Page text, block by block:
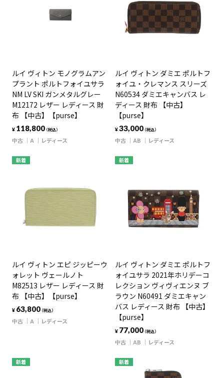
ルイ ヴィトン モノグラムアン
プラント ポルトフォイユサラ
NM LV SKI ガンメタルグレー
M12172 レザー レディース 財
布 【中古】【purse】
¥ 118,800（税込）
中古 A レディース
ルイ ヴィトン ダミエ ポルトフ
ォイユ・クレマンス スリーズ
N60534 ダミエキャンバス レ
ディース 財布 【中古】
【purse】
¥33,000（税込）
中古 AB レディース
新着
ルイ ヴィトン エピ ジッピーウ
ォレット ヴェールノト
M82513 レザー レディース 財
布 【中古】【purse】
¥ 63,800（税込）
中古 A レディース
新着
ルイ ヴィトン ダミエ ポルトフ
ォイユサラ 2021年ホリデーコ
レクション ヴィヴィエンヌ ブ
ラウン N60491 ダミエキャン
バス レディース 財布 【中古】
【purse】
¥ 77,000（税込）
中古 AB レディース
新着 新着